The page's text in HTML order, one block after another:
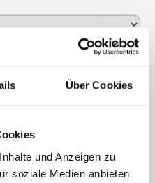
Über Cookies
und Anzeigen zu
soziale Medien anbieten
als ...